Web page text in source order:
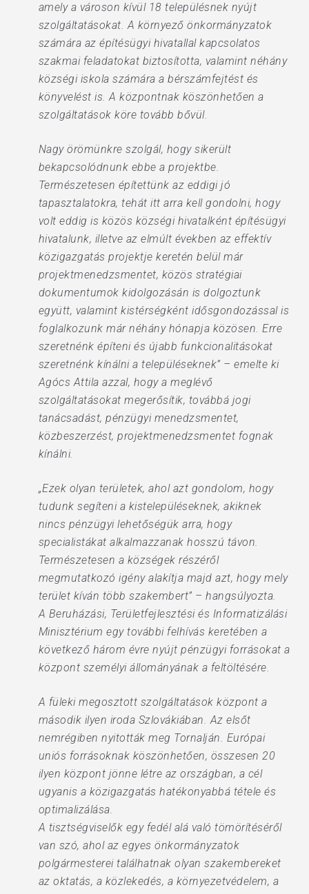
amely a városon kívül 18 településnek nyújt
szolgáltatásokat. A környező önkormányzatok
számára az építésügyi hivatallal kapcsolatos
szakmai feladatokat biztosította, valamint néhány
községi iskola számára a bérszámfejtést és
könyvelést is. A központnak köszönhetően a
szolgáltatások köre tovább bővül.
Nagy örömünkre szolgál, hogy sikerült
bekapcsolódnunk ebbe a projektbe.
Természetesen építettünk az eddigi jó
tapasztalatokra, tehát itt arra kell gondolni, hogy
volt eddig is közös községi hivatalként építésügyi
hivatalunk, illetve az elmúlt években az effektív
közigazgatás projektje keretén belül már
projektmenedzsmentet, közös stratégiai
dokumentumok kidolgozásán is dolgoztunk
együtt, valamint kistérségként idősgondozással is
foglalkozunk már néhány hónapja közösen. Erre
szeretnénk építeni és újabb funkcionalitásokat
szeretnénk kínálni a településeknek” – emelte ki
Agócs Attila azzal, hogy a meglévő
szolgáltatásokat megerősítik, továbbá jogi
tanácsadást, pénzügyi menedzsmentet,
közbeszerzést, projektmenedzsmentet fognak
kínálni.
„Ezek olyan területek, ahol azt gondolom, hogy
tudunk segíteni a kistelepüléseknek, akiknek
nincs pénzügyi lehetőségük arra, hogy
specialistákat alkalmazzanak hosszú távon.
Természetesen a községek részéről
megmutatkozó igény alakítja majd azt, hogy mely
terület kíván több szakembert” – hangsúlyozta.
A Beruházási, Területfejlesztési és Informatizálási
Minisztérium egy további felhívás keretében a
következő három évre nyújt pénzügyi forrásokat a
központ személyi állományának a feltöltésére.
A füleki megosztott szolgáltatások központ a
második ilyen iroda Szlovákiában. Az elsőt
nemrégiben nyitották meg Tornalján. Európai
uniós forrásoknak köszönhetően, összesen 20
ilyen központ jönne létre az országban, a cél
ugyanis a közigazgatás hatékonyabbá tétele és
optimalizálása.
A tisztségviselők egy fedél alá való tömörítéséről
van szó, ahol az egyes önkormányzatok
polgármesterei találhatnak olyan szakembereket
az oktatás, a közlekedés, a környezetvédelem, a